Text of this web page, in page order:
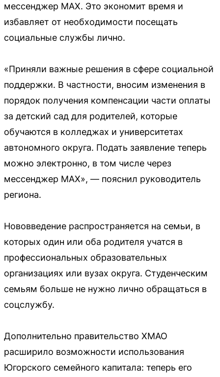
мессенджер MAX. Это экономит время и
избавляет от необходимости посещать
социальные службы лично.
«Приняли важные решения в сфере социальной
поддержки. В частности, вносим изменения в
порядок получения компенсации части оплаты
за детский сад для родителей, которые
обучаются в колледжах и университетах
автономного округа. Подать заявление теперь
можно электронно, в том числе через
мессенджер MAX», — пояснил руководитель
региона.
Нововведение распространяется на семьи, в
которых один или оба родителя учатся в
профессиональных образовательных
организациях или вузах округа. Студенческим
семьям больше не нужно лично обращаться в
соцслужбу.
Дополнительно правительство ХМАО
расширило возможности использования
Югорского семейного капитала: теперь его